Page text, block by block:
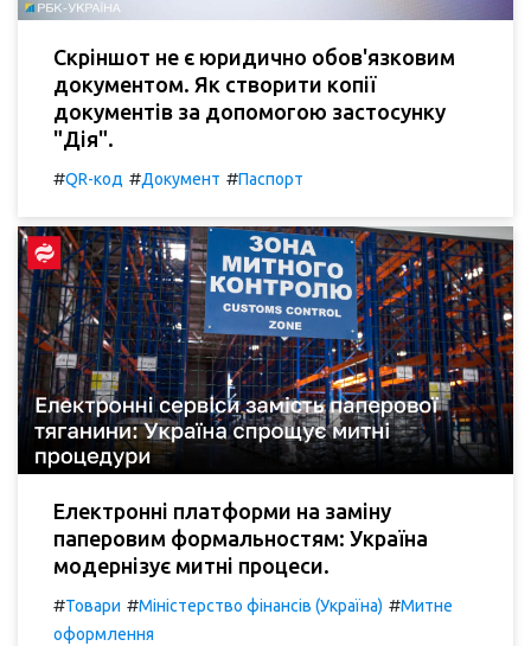
Скріншот не є юридично обов'язковим
документом. Як створити копії
документів за допомогою застосунку
"Дія".
#QR-код #Документ #Паспорт
Електронні платформи на заміну
паперовим формальностям: Україна
модернізує митні процеси.
#Товари #Міністерство фінансів (Україна) #Митне
оформлення